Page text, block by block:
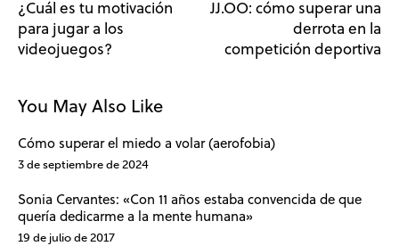
¿Cuál es tu motivación
para jugar a los
videojuegos?
JJ.OO: cómo superar una
derrota en la
competición deportiva
You May Also Like
Cómo superar el miedo a volar (aerofobia)
3 de septiembre de 2024
Sonia Cervantes: «Con 11 años estaba convencida de que
quería dedicarme a la mente humana»
19 de julio de 2017